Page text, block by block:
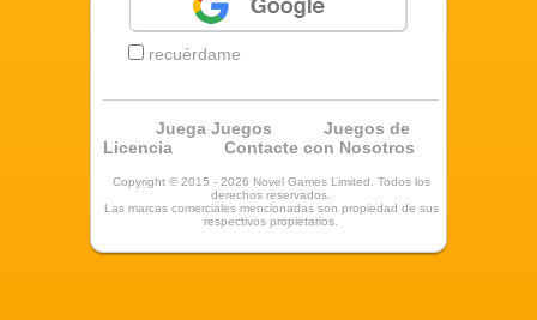
Google
recuérdame
Juega Juegos
Juegos de
Licencia
Contacte con Nosotros
Copyright © 2015 - 2026 Novel Games Limited. Todos los
derechos reservados.
Las marcas comerciales mencionadas son propiedad de sus
respectivos propietarios.